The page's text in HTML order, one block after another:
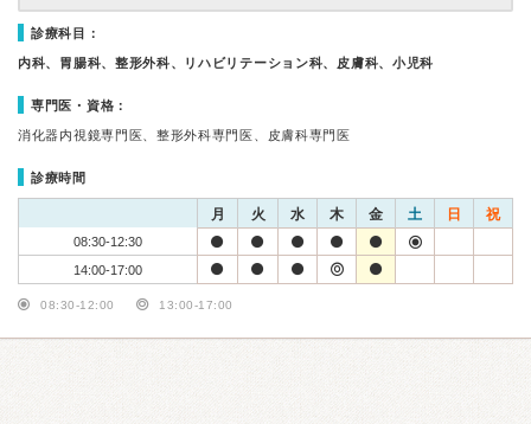
診療科目：
内科、胃腸科、整形外科、リハビリテーション科、皮膚科、小児科
専門医・資格：
消化器内視鏡専門医、整形外科専門医、皮膚科専門医
診療時間
月 火 水 木 金 土 日 祝
08:30-12:30
14:00-17:00
08:30-12:00 13:00-17:00